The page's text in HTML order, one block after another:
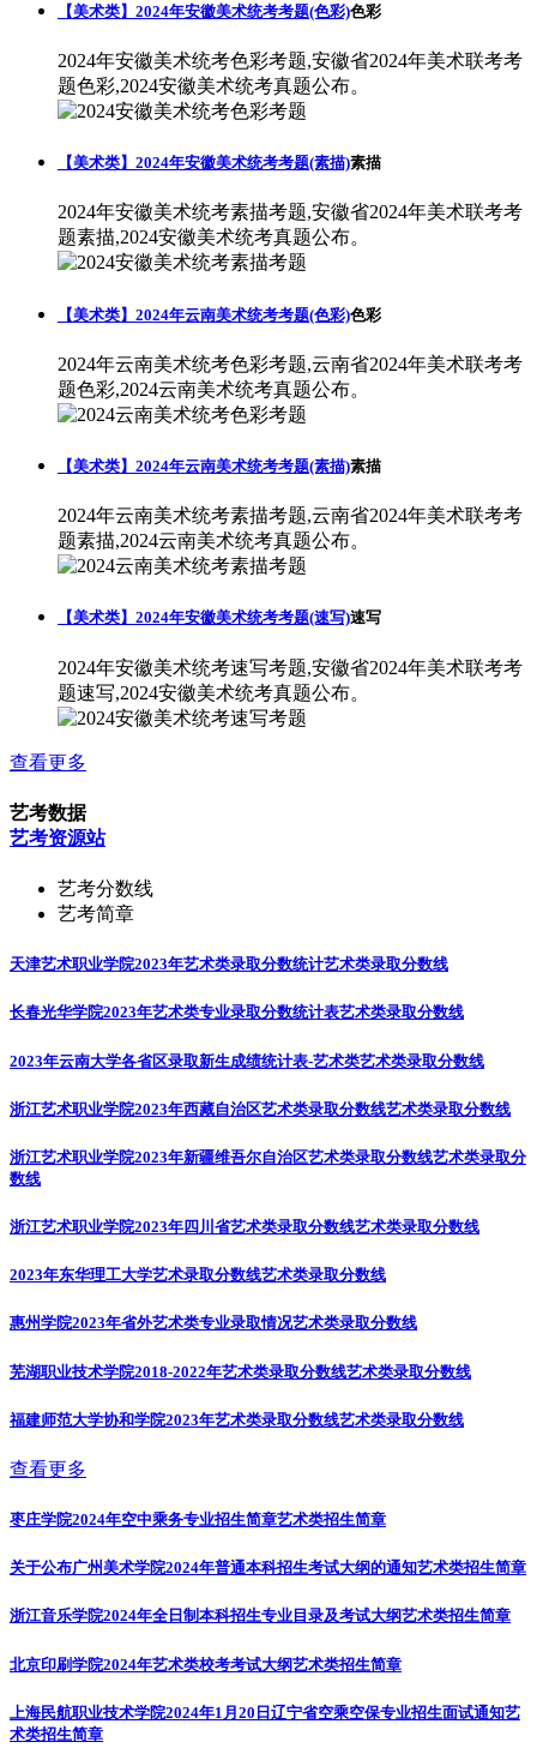
【美术类】2024年安徽美术统考考题(色彩)色彩
2024年安徽美术统考色彩考题,安徽省2024年美术联考考
题色彩,2024安徽美术统考真题公布。
【美术类】2024年安徽美术统考考题(素描)素描
2024年安徽美术统考素描考题,安徽省2024年美术联考考
题素描,2024安徽美术统考真题公布。
【美术类】2024年云南美术统考考题(色彩)色彩
2024年云南美术统考色彩考题,云南省2024年美术联考考
题色彩,2024云南美术统考真题公布。
【美术类】2024年云南美术统考考题(素描)素描
2024年云南美术统考素描考题,云南省2024年美术联考考
题素描,2024云南美术统考真题公布。
【美术类】2024年安徽美术统考考题(速写)速写
2024年安徽美术统考速写考题,安徽省2024年美术联考考
题速写,2024安徽美术统考真题公布。
查看更多
艺考数据
艺考资源站
艺考分数线
艺考简章
天津艺术职业学院2023年艺术类录取分数统计艺术类录取分数线
长春光华学院2023年艺术类专业录取分数统计表艺术类录取分数线
2023年云南大学各省区录取新生成绩统计表-艺术类艺术类录取分数线
浙江艺术职业学院2023年西藏自治区艺术类录取分数线艺术类录取分数线
浙江艺术职业学院2023年新疆维吾尔自治区艺术类录取分数线艺术类录取分
数线
浙江艺术职业学院2023年四川省艺术类录取分数线艺术类录取分数线
2023年东华理工大学艺术录取分数线艺术类录取分数线
惠州学院2023年省外艺术类专业录取情况艺术类录取分数线
芜湖职业技术学院2018-2022年艺术类录取分数线艺术类录取分数线
福建师范大学协和学院2023年艺术类录取分数线艺术类录取分数线
查看更多
枣庄学院2024年空中乘务专业招生简章艺术类招生简章
关于公布广州美术学院2024年普通本科招生考试大纲的通知艺术类招生简章
浙江音乐学院2024年全日制本科招生专业目录及考试大纲艺术类招生简章
北京印刷学院2024年艺术类校考考试大纲艺术类招生简章
上海民航职业技术学院2024年1月20日辽宁省空乘空保专业招生面试通知艺
术类招生简章